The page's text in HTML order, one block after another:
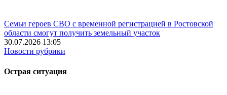
Семьи героев СВО с временной регистрацией в Ростовской
области смогут получить земельный участок
30.07.2026 13:05
Новости рубрики
Острая ситуация